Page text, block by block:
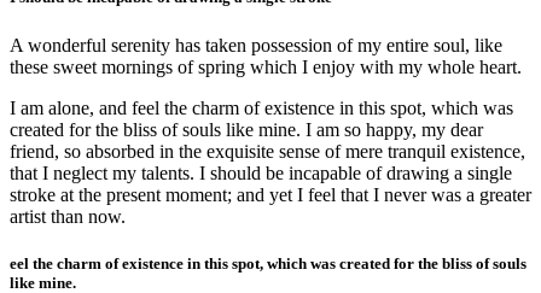
A wonderful serenity has taken possession of my entire soul, like
these sweet mornings of spring which I enjoy with my whole heart.
I am alone, and feel the charm of existence in this spot, which was
created for the bliss of souls like mine. I am so happy, my dear
friend, so absorbed in the exquisite sense of mere tranquil existence,
that I neglect my talents. I should be incapable of drawing a single
stroke at the present moment; and yet I feel that I never was a greater
artist than now.
eel the charm of existence in this spot, which was created for the bliss of souls
like mine.